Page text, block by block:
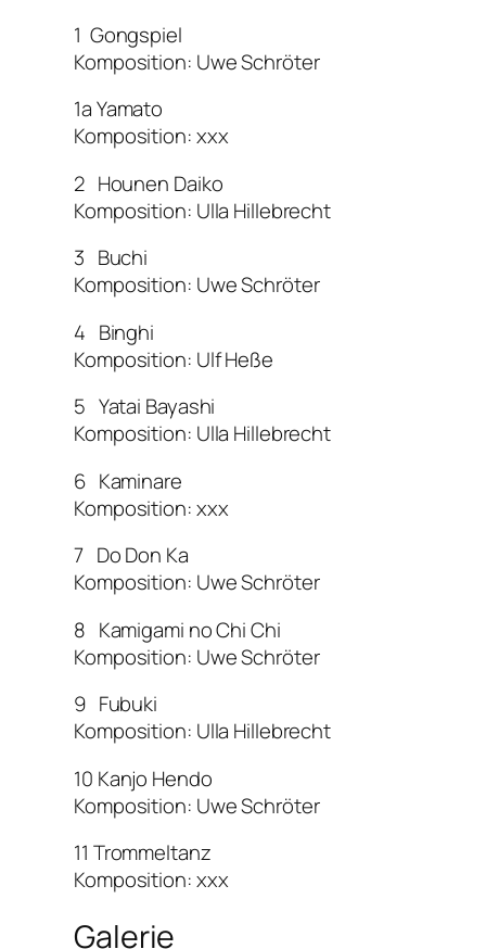
1 Gongspiel
Komposition: Uwe Schröter
1a Yamato
Komposition: xxx
2 Hounen Daiko
Komposition: Ulla Hillebrecht
3 Buchi
Komposition: Uwe Schröter
4 Binghi
Komposition: Ulf Heße
5 Yatai Bayashi
Komposition: Ulla Hillebrecht
6 Kaminare
Komposition: xxx
7 Do Don Ka
Komposition: Uwe Schröter
8 Kamigami no Chi Chi
Komposition: Uwe Schröter
9 Fubuki
Komposition: Ulla Hillebrecht
10 Kanjo Hendo
Komposition: Uwe Schröter
11 Trommeltanz
Komposition: xxx
Galerie